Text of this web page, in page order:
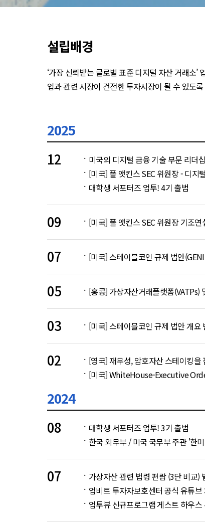
설립배경
‘가장 신뢰받는 글로벌 표준 디지털 자산 거래소
업과 관련 시장이 건전한 투자시장이 될 수 있도
2025
12
미국의 디지털 금융 기술 부문 리더
[미국] 폴 앳킨스 SEC 위원장 - 디지
대학생 서포터즈 업투! 4기 출범
09 [미국] 폴 앳킨스 SEC 위원장 기조
07 [미국] 스테이블코인 규제 법안
05 [홍콩] 가상자산거래플랫폼(VATPs)
03 [미국] 스테이블코인 규제 법안 개요
02
[영국] 재무성, 암호자산 스테이킹
[미국] WhiteHouse-Executive
2024
08
대학생 서포터즈 업투! 3기 출범
한국 외무부 / 미국 국무부 주관 '한
07
가상자산 관련 법령 편람 (3단 비교)
업비트 투자자보호센터 공식 유튜
업투뷰 신규프로그램 게스트 하우스